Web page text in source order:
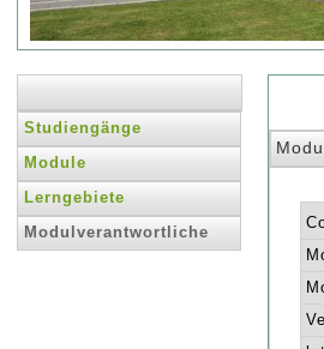
Studiengänge
Module
Lerngebiete
Modulverantwortliche